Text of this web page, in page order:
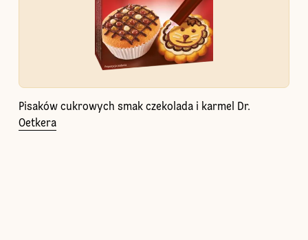
Pisaków cukrowych smak czekolada i karmel Dr.
Oetkera